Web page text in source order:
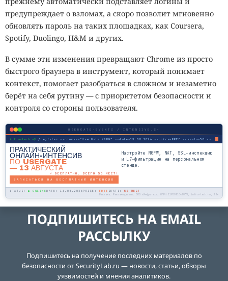
предупреждает о взломах, а скоро позволит мгновенно
обновлять пароль на таких площадках, как Coursera,
Spotify, Duolingo, H&M и других.
В сумме эти изменения превращают Chrome из просто
быстрого браузера в инструмент, который понимает
контекст, помогает разобраться в сложном и незаметно
берёт на себя рутину — с приоритетом безопасности и
контроля со стороны пользователя.
USERGATE-EVENTS / INTENSIVE.SH
infra-tech:~$ ./register --course="UserGate NGFW" --date=13.08.2026 --price=FREE --seats=50 --mode=online
ПРАКТИЧЕСКИЙ
ОНЛАЙН-ИНТЕНСИВ
ПО USERGATE
— 13 АВГУСТА
Настройте NGFW, NAT, SSL-инспекцию
и L7-фильтрацию на персональном
стенде.
⚡ БЕСПЛАТНО. ВСЕГО 50 МЕСТ!
ЗАПИСАТЬСЯ НА БЕСПЛАТНЫЙ ИНТЕНСИВ
STATUS: ● ONLINEDATE: 13.08.2026PRICE: FREE SEATS: 50 МЕСТ
Реклама. Рекламодатель: ООО «Инфратех», ОГРН 1195081048073, infra-tech.ru, 18+
ПОДПИШИТЕСЬ НА EMAIL
РАССЫЛКУ
Подпишитесь на получение последних материалов по
безопасности от SecurityLab.ru — новости, статьи, обзоры
уязвимостей и мнения аналитиков.